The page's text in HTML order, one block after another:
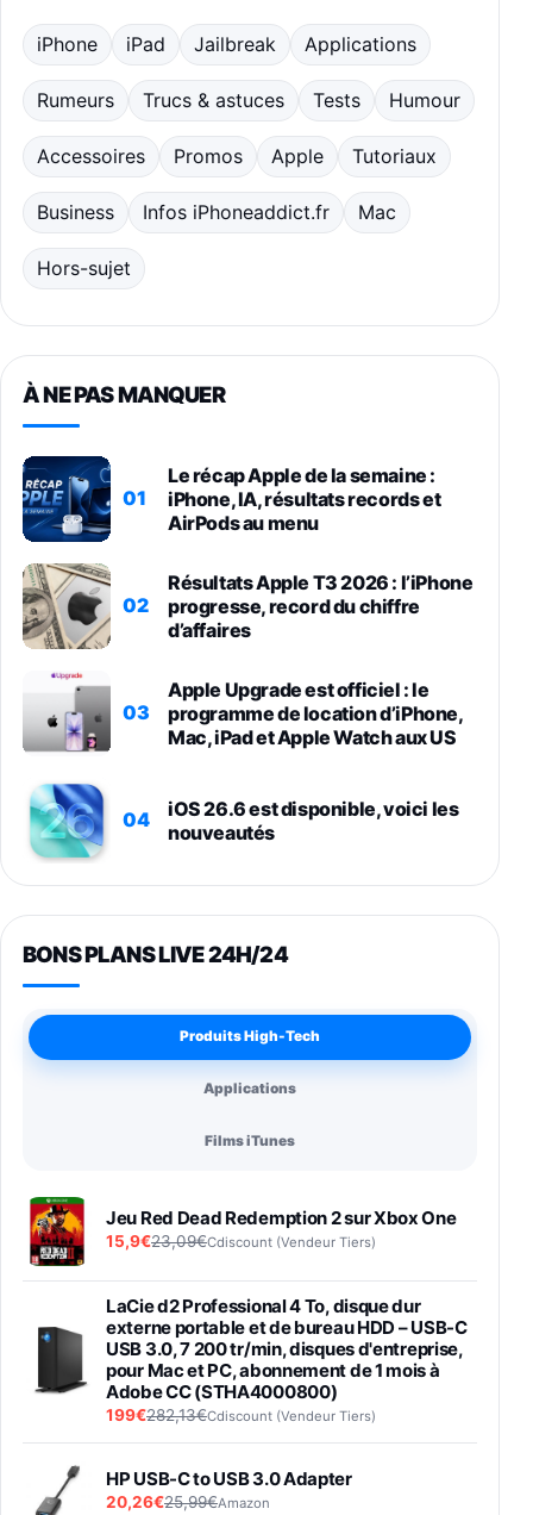
iPhone iPad Jailbreak Applications
Rumeurs Trucs & astuces Tests Humour
Accessoires Promos Apple Tutoriaux
Business Infos iPhoneaddict.fr Mac
Hors-sujet
À NE PAS MANQUER
01
Le récap Apple de la semaine :
iPhone, IA, résultats records et
AirPods au menu
02
Résultats Apple T3 2026 : l’iPhone
progresse, record du chiffre
d’affaires
03
Apple Upgrade est officiel : le
programme de location d’iPhone,
Mac, iPad et Apple Watch aux US
04
iOS 26.6 est disponible, voici les
nouveautés
BONS PLANS LIVE 24H/24
Produits High-Tech
Applications
Films iTunes
Jeu Red Dead Redemption 2 sur Xbox One
15,9€23,09€Cdiscount (Vendeur Tiers)
LaCie d2 Professional 4 To, disque dur
externe portable et de bureau HDD – USB-C
USB 3.0, 7 200 tr/min, disques d'entreprise,
pour Mac et PC, abonnement de 1 mois à
Adobe CC (STHA4000800)
199€282,13€Cdiscount (Vendeur Tiers)
HP USB-C to USB 3.0 Adapter
20,26€25,99€Amazon